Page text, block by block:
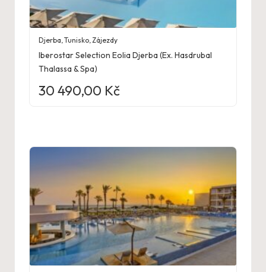
Djerba ,Tunisko Zájezdy
Iberostar Selection Eolia Djerba (Ex. Hasdrubal
Thalassa & Spa)
30 490,00 Kč